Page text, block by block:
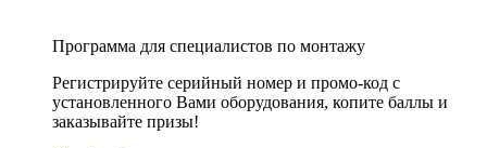
Программа для специалистов по монтажу
Регистрируйте серийный номер и промо-код с
установленного Вами оборудования, копите баллы и
заказывайте призы!